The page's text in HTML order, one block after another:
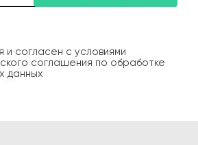
и согласен с условиями
соглашения по обработке
данных